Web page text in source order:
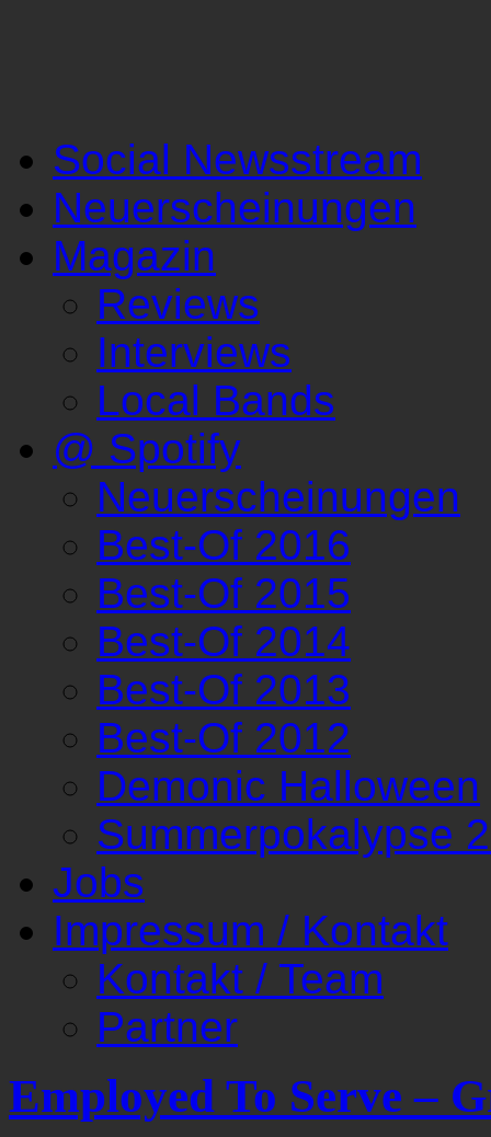
Social Newsstream
Neuerscheinungen
Magazin
Reviews
Interviews
Local Bands
@ Spotify
Neuerscheinungen
Best-Of 2016
Best-Of 2015
Best-Of 2014
Best-Of 2013
Best-Of 2012
Demonic Halloween
Summerpokalypse
Jobs
Impressum / Kontakt
Kontakt / Team
Partner
Employed To Serve –